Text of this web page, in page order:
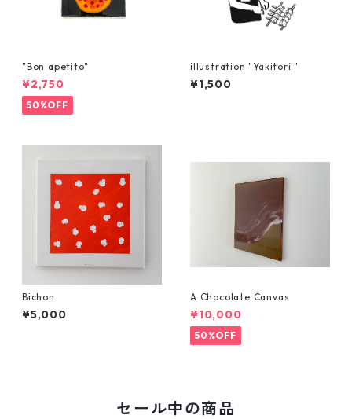
"Bon apetito"
¥2,750
50%OFF
illustration "Yakitori "
¥1,500
Bichon
¥5,000
A Chocolate Canvas
¥10,000
50%OFF
セール中の商品